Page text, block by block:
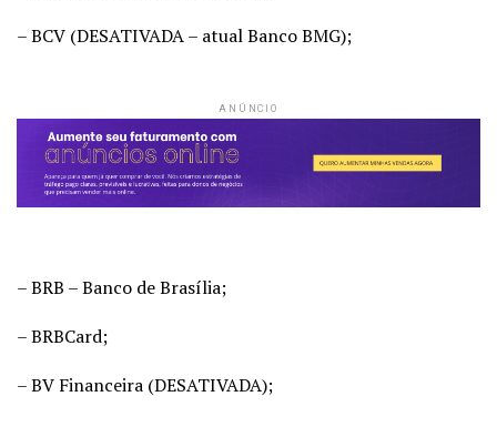
– BCV (DESATIVADA – atual Banco BMG);
ANÚNCIO
– BRB – Banco de Brasília;
– BRBCard;
– BV Financeira (DESATIVADA);